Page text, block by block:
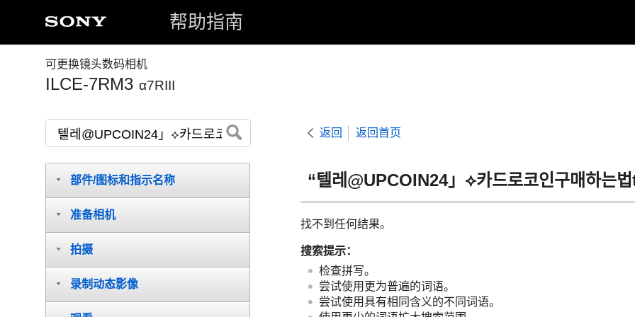
帮助指南
可更换镜头数码相机
ILCE-7RM3 α7RIII
返回 返回首页
“텔레@UPCOIN24」⟡카드로코인구매하는
找不到任何结果。
搜索提示：
检查拼写。
尝试使用更为普遍的词语。
尝试使用具有相同含义的不同词语。
部件/图标和指示名称
准备相机
拍摄
录制动态影像